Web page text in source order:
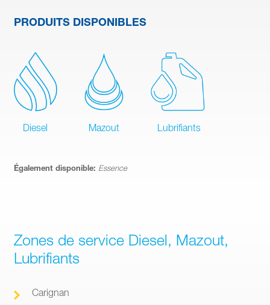
PRODUITS DISPONIBLES
Diesel Mazout Lubrifiants
Également disponible: Essence
Zones de service Diesel, Mazout,
Lubrifiants
Carignan